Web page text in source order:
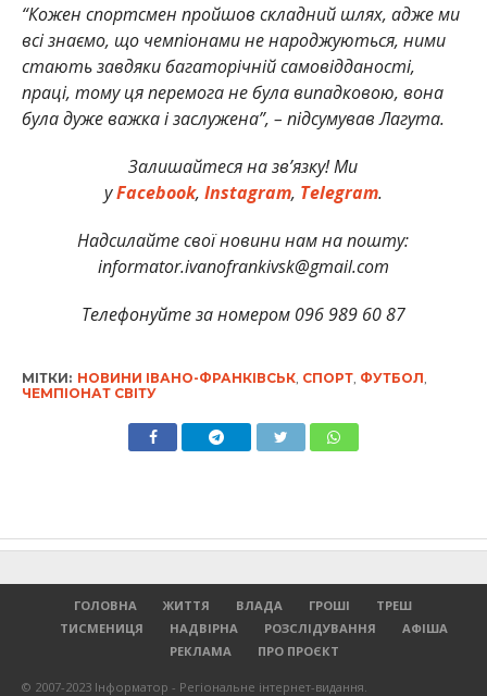
“Кожен спортсмен пройшов складний шлях, адже ми
всі знаємо, що чемпіонами не народжуються, ними
стають завдяки багаторічній самовідданості,
праці, тому ця перемога не була випадковою, вона
була дуже важка і заслужена”, – підсумував Лагута.
Залишайтеся на зв’язку! Ми
уFacebook, Instagram, Telegram.
Надсилайте свої новини нам на пошту:
informator.ivanofrankivsk@gmail.com
Телефонуйте за номером 096 989 60 87
МІТКИ: НОВИНИ ІВАНО-ФРАНКІВСЬК, СПОРТ, ФУТБОЛ
ЧЕМПІОНАТ СВІТУ
ГОЛОВНА ЖИТТЯ ВЛАДА ГРОШІ
ТРЕШ
ТИСМЕНИЦЯ
НАДВІРНА РОЗСЛІДУВАННЯ
АФІША
РЕКЛАМА
ПРО ПРОЄКТ
© 2007-2023 Інформатор - Регіональне інтернет-видання.